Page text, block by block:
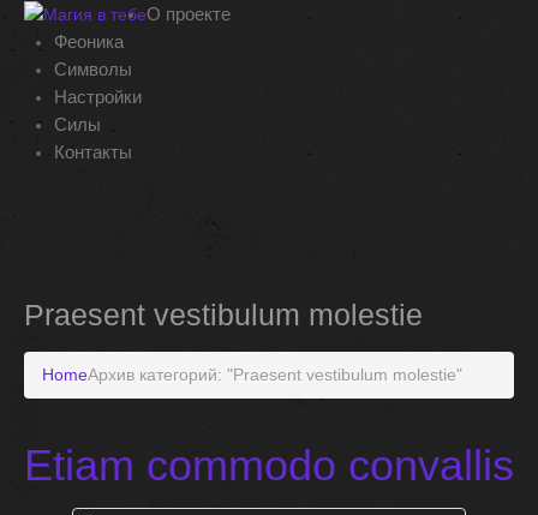
О проекте
Феоника
Символы
Настройки
Силы
Контакты
Praesent vestibulum molestie
HomeАрхив категорий: "Praesent vestibulum molestie"
Etiam commodo convallis